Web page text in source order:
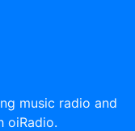
music radio and
oiRadio.